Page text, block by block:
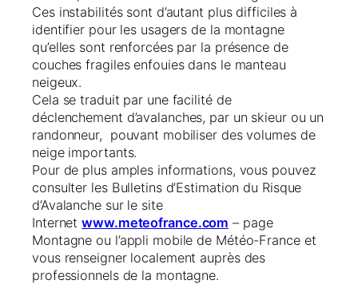
Ces instabilités sont d’autant plus difficiles à
identifier pour les usagers de la montagne
qu’elles sont renforcées par la présence de
couches fragiles enfouies dans le manteau
neigeux.
Cela se traduit par une facilité de
déclenchement d’avalanches, par un skieur ou un
randonneur, pouvant mobiliser des volumes de
neige importants.
Pour de plus amples informations, vous pouvez
consulter les Bulletins d’Estimation du Risque
d’Avalanche sur le site
Internetwww.meteofrance.com – page
Montagne ou l’appli mobile de Météo-France et
vous renseigner localement auprès des
professionnels de la montagne.